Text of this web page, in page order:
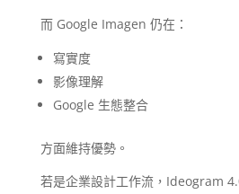
而 Google Imagen 仍在：
寫實度
影像理解
Google 生態整合
方面維持優勢。
若是企業設計工作流，Ideogram